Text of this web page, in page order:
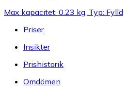
Max kapacitet: 0.23 kg, Typ: Fylld
Priser
Insikter
Prishistorik
Omdömen